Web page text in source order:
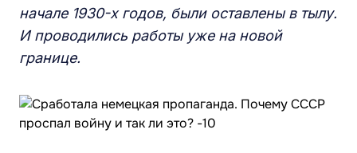
начале 1930-хгодов, были оставлены в тылу.
Ипроводились работы уже на новой
границе.